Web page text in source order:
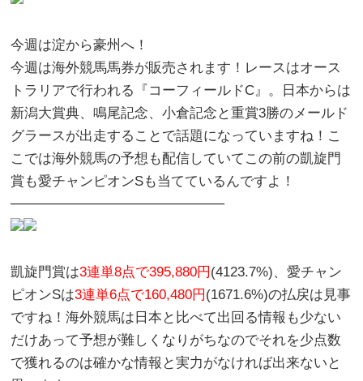
今週は淀から豪州へ！
今週は海外競馬馬券が販売されます！レースはオース
トラリアで行われる『 コーフィールドC』。日本からは
新潟大賞典、鳴尾記念、小倉記念と重賞3勝のメールド
グラースが出走することで話題になっていますね！こ
こでは海外競馬の予想も配信していてこの前の凱旋門
賞も愛チャンピオンSも当てているんですよ！
──────────────────────
凱旋門賞は3連単8点で395,880円 (4123.7%)、愛チャン
ピオンSは3連単6点で160,480円 (1671.6%)の払戻は見事
ですね！海外競馬は日本と比べて出回る情報も少ない
だけあって予想が難しくなりがちなのでそれを少点数
で獲れるのは確かな情報と実力がなければ出来ないと